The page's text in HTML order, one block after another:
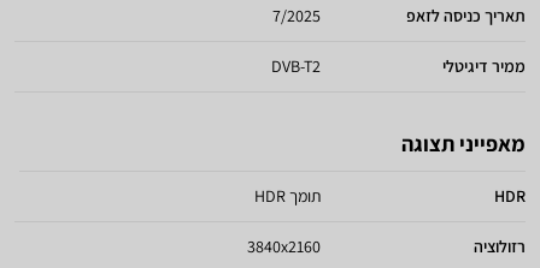
תאריך כניסה לזאפ 7/2025
ממיר דיגיטלי DVB-T2
מאפייני תצוגה
HDR תומך HDR
רזולוציה 3840x2160